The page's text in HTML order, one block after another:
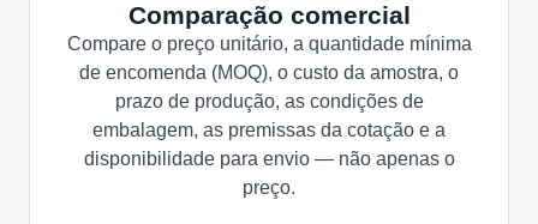
Comparação comercial
Compare o preço unitário, a quantidade mínima
de encomenda (MOQ), o custo da amostra, o
prazo de produção, as condições de
embalagem, as premissas da cotação e a
disponibilidade para envio — não apenas o
preço.